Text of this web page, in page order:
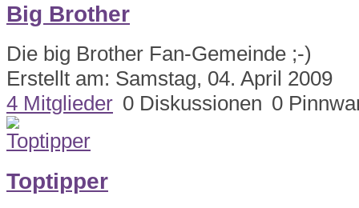
Big Brother
Die big Brother Fan-Gemeinde ;-)
Erstellt am: Samstag, 04. April 2009
4 Mitglieder 0 Diskussionen 0
Toptipper